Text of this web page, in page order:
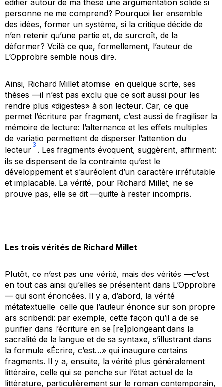
édifier autour de ma thèse une argumentation solide si
personne ne me comprend? Pourquoi lier ensemble
des idées, former un système, si la critique décide de
n’en retenir qu’une partie et, de surcroît, de la
déformer? Voilà ce que, formellement, l’auteur de
L’Opprobre semble nous dire.
Ainsi, Richard Millet atomise, en quelque sorte, ses
thèses —il n’est pas exclu que ce soit aussi pour les
rendre plus «digestes» à son lecteur. Car, ce que
permet l’écriture par fragment, c’est aussi de fragiliser la
mémoire de lecture: l’alternance et les effets multiples
de variatio permettent de disperser l’attention du
lecteur
3
. Les fragments évoquent, suggèrent, affirment:
ils se dispensent de la contrainte qu’est le
développement et s’auréolent d’un caractère irréfutable
et implacable. La vérité, pour Richard Millet, ne se
prouve pas, elle se dit —quitte à rester incompris.
Les trois vérités de Richard Millet
Plutôt, ce n’est pas une vérité, mais des vérités —c’est
en tout cas ainsi qu’elles se présentent dans L’Opprobre
— qui sont énoncées. Il y a, d’abord, la vérité
métatextuelle, celle que l’auteur énonce sur son propre
ars scribendi: par exemple, cette façon qu’il a de se
purifier dans l’écriture en se [re]plongeant dans la
sacralité de la langue et de sa syntaxe, s’illustrant dans
la formule «Écrire, c’est…» qui inaugure certains
fragments. Il y a, ensuite, la vérité plus généralement
littéraire, celle qui se penche sur l’état actuel de la
littérature, particulièrement sur le roman contemporain,